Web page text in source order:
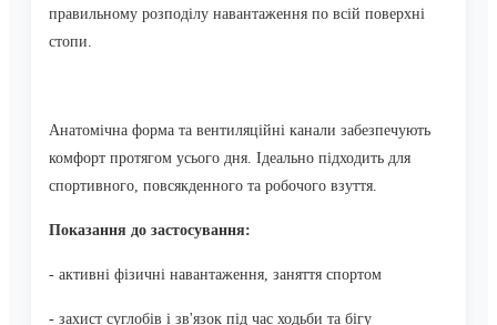
правильному розподілу навантаження по всій поверхні
стопи.
Анатомічна форма та вентиляційні канали забезпечують
комфорт протягом усього дня. Ідеально підходить для
спортивного, повсякденного та робочого взуття.
Показання до застосування:
- активні фізичні навантаження, заняття спортом
- захист суглобів і зв'язок під час ходьби та бігу